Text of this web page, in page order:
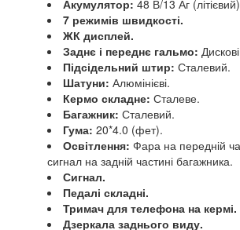
Акумулятор: 48 В/13 Аг
7 режимів швидкості.
ЖК дисплей.
Заднє і переднє гальмо:
Підсідельний штир: Сталевий.
Шатуни: Алюмінієві.
Кермо складне: Сталеве.
Багажник: Сталевий.
Гума: 20*4.0 (фет).
Освітлення: Фара на передній
сигнал на задній частині багажника.
Сигнал.
Педалі складні.
Тримач для телефона на кермі.
Дзеркала заднього виду.